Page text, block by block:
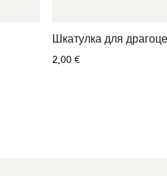
Шкатулка для
2,00 €